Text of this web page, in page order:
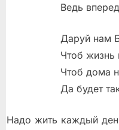
Ведь
Даруй нам
Чтоб жизнь
Чтоб дома
Да будет
Надо жить каждый